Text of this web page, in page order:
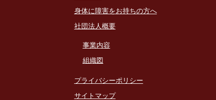
身体に障害をお持ちの方へ
社団法人概要
事業内容
組織図
プライバシーポリシー
サイトマップ